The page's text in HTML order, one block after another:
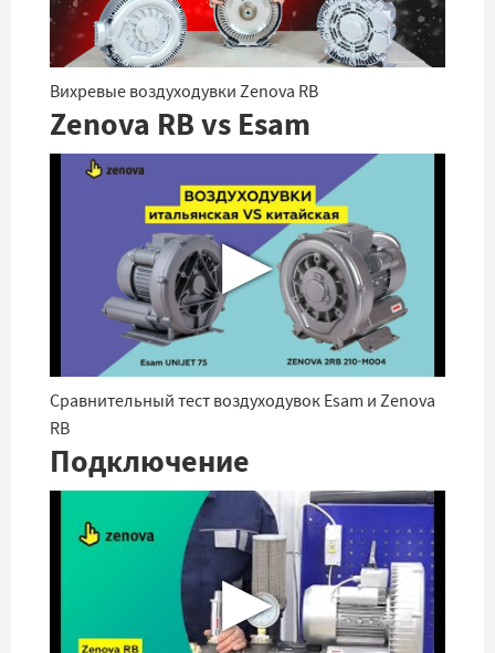
Вихревые воздуходувки Zenova RB
Zenova RB vs Esam
▶
Сравнительный тест воздуходувок Esam и Zenova
RB
Подключение
▶